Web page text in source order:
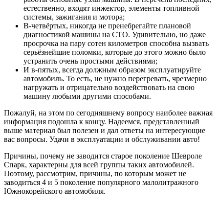
естественно, входят инжектор, элементы топливной
системы, зажигания и мотора;
В-четвёртых, никогда не пренебрегайте плановой
диагностикой машины на СТО. Удивительно, но даже
просрочка на пару сотен километров способна вызвать
серьёзнейшие поломки, которые до этого можно было
устранить очень простыми действиями;
И в-пятых, всегда должным образом эксплуатируйте
автомобиль. То есть, не нужно перегревать, чрезмерно
нагружать и отрицательно воздействовать на свою
машину любыми другими способами.
Пожалуй, на этом по сегодняшнему вопросу наиболее важная
информация подошла к концу. Надеемся, представленный
выше материал был полезен и дал ответы на интересующие
вас вопросы. Удачи в эксплуатации и обслуживании авто!
Причины, почему не заводится старое поколение Шевроле
Спарк, характерны для всей группы таких автомобилей.
Поэтому, рассмотрим, причины, по которым может не
заводиться 4 и 5 поколение популярного малолитражного
Южнокорейского автомобиля.